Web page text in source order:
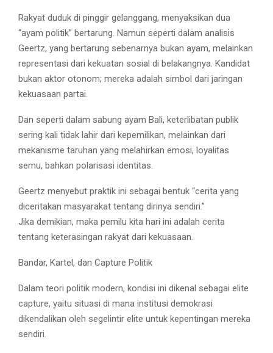
Rakyat duduk di pinggir gelanggang, menyaksikan dua
“ayam politik” bertarung. Namun seperti dalam analisis
Geertz, yang bertarung sebenarnya bukan ayam, melainkan
representasi dari kekuatan sosial di belakangnya. Kandidat
bukan aktor otonom; mereka adalah simbol dari jaringan
kekuasaan partai.
Dan seperti dalam sabung ayam Bali, keterlibatan publik
sering kali tidak lahir dari kepemilikan, melainkan dari
mekanisme taruhan yang melahirkan emosi, loyalitas
semu, bahkan polarisasi identitas.
Geertz menyebut praktik ini sebagai bentuk “cerita yang
diceritakan masyarakat tentang dirinya sendiri.”
Jika demikian, maka pemilu kita hari ini adalah cerita
tentang keterasingan rakyat dari kekuasaan.
Bandar, Kartel, dan Capture Politik
Dalam teori politik modern, kondisi ini dikenal sebagai elite
capture, yaitu situasi di mana institusi demokrasi
dikendalikan oleh segelintir elite untuk kepentingan mereka
sendiri.